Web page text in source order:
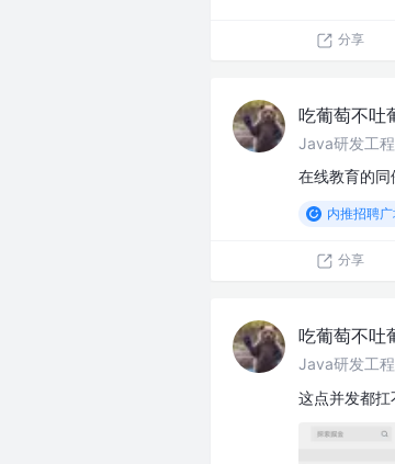
分享
吃葡萄不吐
Java研发工
在线教育的
内推招聘广
分享
吃葡萄不吐
Java研发工
这点并发都扛